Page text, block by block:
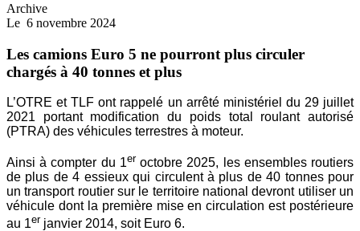
Archive
Le 6 novembre 2024
Les camions Euro 5 ne pourront plus circuler
chargés à 40 tonnes et plus
L’OTRE et TLF ont rappelé un arrêté ministériel du 29 juillet
2021 portant modification du poids total roulant autorisé
(PTRA) des véhicules terrestres à moteur.
Ainsi à compter du 1er octobre 2025, les ensembles routiers
de plus de 4 essieux qui circulent à plus de 40 tonnes pour
un transport routier sur le territoire national devront utiliser un
véhicule dont la première mise en circulation est postérieure
au 1er janvier 2014, soit Euro 6.